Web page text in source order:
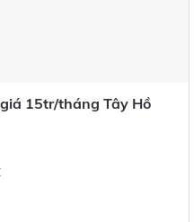
15tr/tháng Tây Hồ